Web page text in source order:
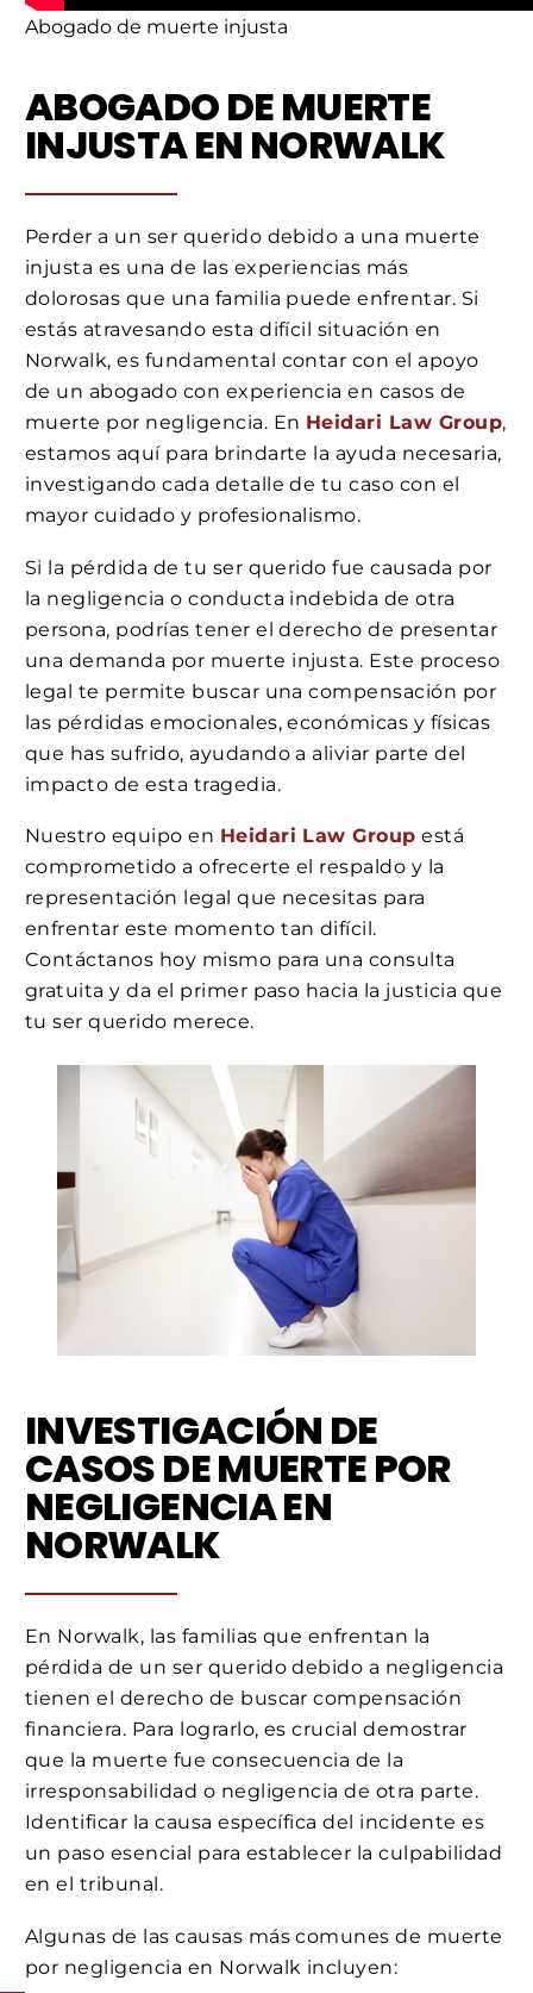
Abogado de muerte injusta
ABOGADO DE MUERTE
INJUSTA EN NORWALK
Perder a un ser querido debido a una muerte
injusta es una de las experiencias más
dolorosas que una familia puede enfrentar. Si
estás atravesando esta difícil situación en
Norwalk, es fundamental contar con el apoyo
de un abogado con experiencia en casos de
muerte por negligencia. En Heidari Law Group,
estamos aquí para brindarte la ayuda necesaria,
investigando cada detalle de tu caso con el
mayor cuidado y profesionalismo.
Si la pérdida de tu ser querido fue causada por
la negligencia o conducta indebida de otra
persona, podrías tener el derecho de presentar
una demanda por muerte injusta. Este proceso
legal te permite buscar una compensación por
las pérdidas emocionales, económicas y físicas
que has sufrido, ayudando a aliviar parte del
impacto de esta tragedia.
Nuestro equipo en Heidari Law Group está
comprometido a ofrecerte el respaldo y la
representación legal que necesitas para
enfrentar este momento tan difícil.
Contáctanos hoy mismo para una consulta
gratuita y da el primer paso hacia la justicia que
tu ser querido merece.
INVESTIGACIÓN DE
CASOS DE MUERTE POR
NEGLIGENCIA EN
NORWALK
En Norwalk, las familias que enfrentan la
pérdida de un ser querido debido a negligencia
tienen el derecho de buscar compensación
financiera. Para lograrlo, es crucial demostrar
que la muerte fue consecuencia de la
irresponsabilidad o negligencia de otra parte.
Identificar la causa específica del incidente es
un paso esencial para establecer la culpabilidad
en el tribunal.
Algunas de las causas más comunes de muerte
por negligencia en Norwalk incluyen: